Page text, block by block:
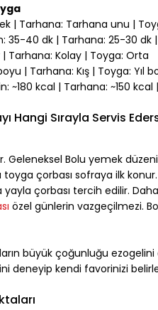
| Tarhana: Tarhana unu |
35-40 dk | Tarhana: 25-30 dk
| Tarhana: Kolay | Toyga: Orta
| Tarhana: Kış | Toyga: Yıl
~180 kcal | Tarhana: ~150
Hangi Sırayla Servis
Geleneksel Bolu yemek
çorbası sofraya ilk konur.
yayla çorbası tercih edilir.
özel günlerin vazgeçilmezi.
büyük çoğunluğu
deneyip kendi favorinizi